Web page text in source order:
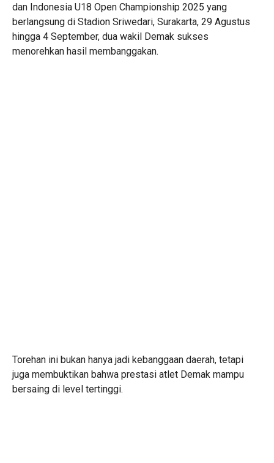
dan Indonesia U18 Open Championship 2025 yang
berlangsung di Stadion Sriwedari, Surakarta, 29 Agustus
hingga 4 September, dua wakil Demak sukses
menorehkan hasil membanggakan.
Torehan ini bukan hanya jadi kebanggaan daerah, tetapi
juga membuktikan bahwa prestasi atlet Demak mampu
bersaing di level tertinggi.